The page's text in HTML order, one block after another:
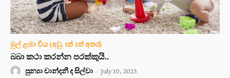
මුල් ළමා විය (අවු. 1ත් 3ත් අතර)
බබා කථා කරන්න පරක්කුයි..
පුන්‍යා චාන්දනී ද සිල්වා - July 10, 2023